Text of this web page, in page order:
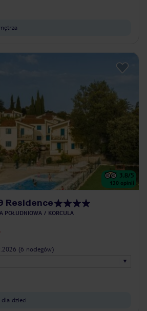
3.8/5
130 opinii
Residence
POŁUDNIOWA KORCULA
(6 noclegów)
dzieci